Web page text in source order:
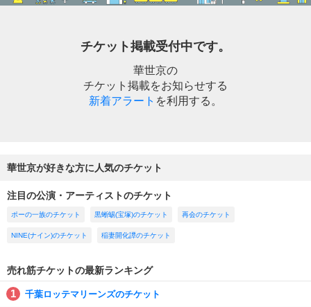
チケット掲載受付中です。
華世京の
チケット掲載をお知らせする
新着アラート を利用する。
華世京が好きな方に人気のチケット
注目の公演・アーティストのチケット
ポーの一族のチケット 黒蜥蜴(宝塚)のチケット 再会のチケット
NINE(ナイン)のチケット 稲妻開化譚のチケット
売れ筋チケットの最新ランキング
千葉ロッテマリーンズのチケット